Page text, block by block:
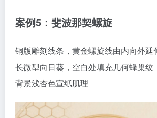
案例5：斐波那契螺旋
铜版雕刻线条，黄金螺旋线由内向外延
长微型向日葵，空白处填充几何蜂巢纹
背景浅杏色宣纸肌理